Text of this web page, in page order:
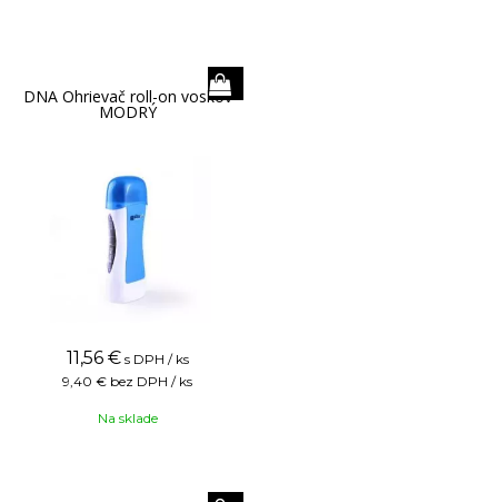
DNA Ohrievač roll-on voskov
MODRÝ
11,56 € s DPH / ks
9,40 € bez DPH / ks
Na sklade